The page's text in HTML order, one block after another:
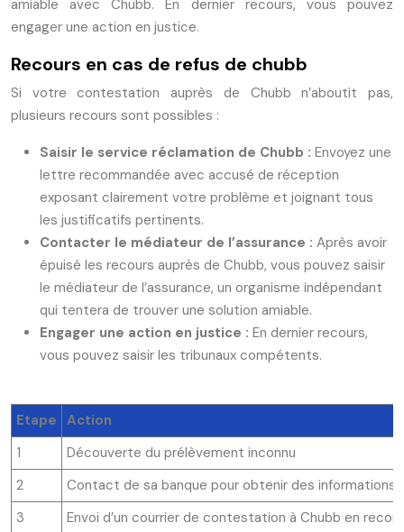
amiable avec Chubb. En dernier recours, vous pouvez
engager une action en justice.
Recours en cas de refus de chubb
Si votre contestation auprès de Chubb n’aboutit pas,
plusieurs recours sont possibles :
Saisir le service réclamation de Chubb : Envoyez une
lettre recommandée avec accusé de réception
exposant clairement votre problème et joignant tous
les justificatifs pertinents.
Contacter le médiateur de l’assurance : Après avoir
épuisé les recours auprès de Chubb, vous pouvez saisir
le médiateur de l’assurance, un organisme indépendant
qui tentera de trouver une solution amiable.
Engager une action en justice : En dernier recours,
vous pouvez saisir les tribunaux compétents.
Etape Action
1
Découverte du prélèvement inconnu
2
Contact de sa banque pour obtenir des informations
3
Envoi d’un courrier de contestation à Chubb en